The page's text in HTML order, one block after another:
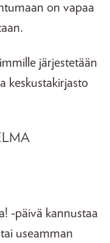
on vapaa
järjestetään
keskustakirjasto
-päivä kannustaa
useamman